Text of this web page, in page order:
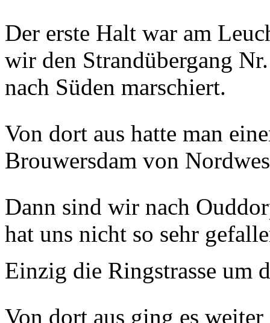
Der erste Halt war am
wir den Strandübergang
nach Süden marschiert.
Von dort aus hatte man
Brouwersdam von
Dann sind wir nach
hat uns nicht so sehr
Einzig die Ringstrasse um
Von dort aus ging es